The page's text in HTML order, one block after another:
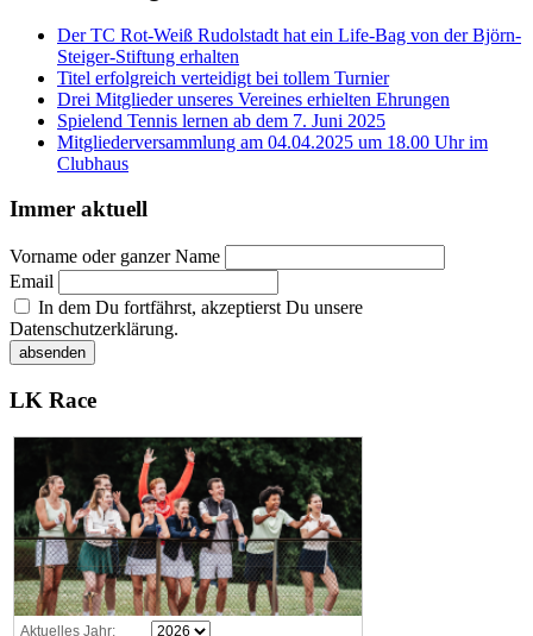
Der TC Rot-Weiß Rudolstadt hat ein Life-Bag von der Björn-
Steiger-Stiftung erhalten
Titel erfolgreich verteidigt bei tollem Turnier
Drei Mitglieder unseres Vereines erhielten Ehrungen
Spielend Tennis lernen ab dem 7. Juni 2025
Mitgliederversammlung am 04.04.2025 um 18.00 Uhr im
Clubhaus
Immer aktuell
Vorname oder ganzer Name
Email
In dem Du fortfährst, akzeptierst Du unsere
Datenschutzerklärung.
LK Race